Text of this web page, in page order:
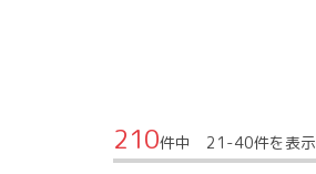
210件中 21-40件を表示